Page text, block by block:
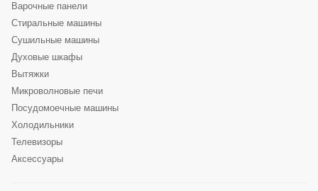
Варочные панели
Стиральные машины
Сушильные машины
Духовые шкафы
Вытяжки
Микроволновые печи
Посудомоечные машины
Холодильники
Телевизоры
Аксессуары